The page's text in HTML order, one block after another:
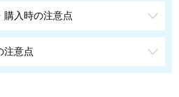
購入時の注意点
注意点